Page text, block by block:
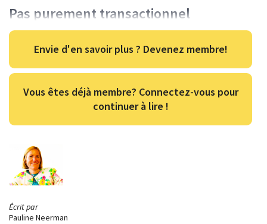
Écrit par
Pauline Neerman
Pas purement transactionnel
Envie d'en savoir plus ? Devenez membre!
Vous êtes déjà membre? Connectez-vous pour
continuer à lire !